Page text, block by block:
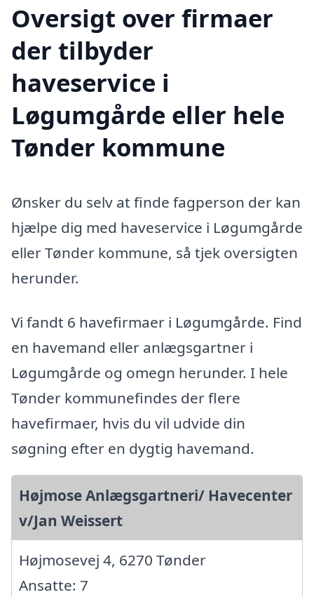
Oversigt over firmaer
der tilbyder
haveservice i
Løgumgårde eller hele
Tønder kommune
Ønsker du selv at finde fagperson der kan
hjælpe dig med haveservice i Løgumgårde
eller Tønder kommune, så tjek oversigten
herunder.
Vi fandt 6 havefirmaer i Løgumgårde. Find
en havemand eller anlægsgartner i
Løgumgårde og omegn herunder. I hele
Tønder kommunefindes der flere
havefirmaer, hvis du vil udvide din
søgning efter en dygtig havemand.
Højmose Anlægsgartneri/ Havecenter
v/Jan Weissert
Højmosevej 4, 6270 Tønder
Ansatte: 7